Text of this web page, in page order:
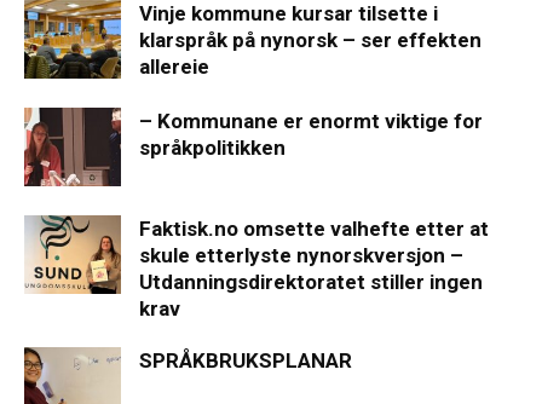
Vinje kommune kursar tilsette i
klarspråk på nynorsk – ser effekten
allereie
– Kommunane er enormt viktige for
språkpolitikken
Faktisk.no omsette valhefte etter at
skule etterlyste nynorskversjon –
Utdanningsdirektoratet stiller ingen
krav
SPRÅKBRUKSPLANAR